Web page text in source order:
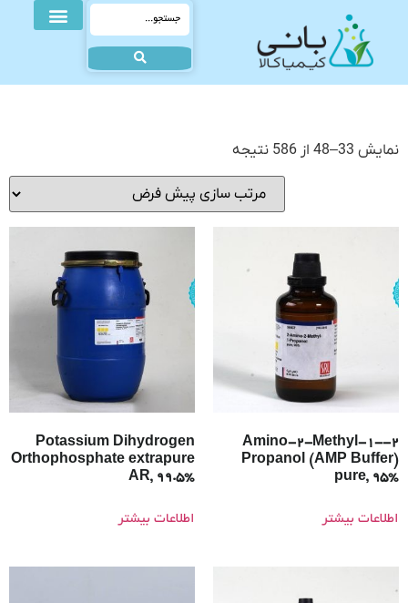
نمایش 33–48 از 586 نتیجه
2-Amino-2-Methyl-1-
Propanol (AMP Buffer)
pure, 95%
اطلاعات بیشتر
Potassium Dihydrogen
Orthophosphate extrapure
AR, 99.5%
اطلاعات بیشتر